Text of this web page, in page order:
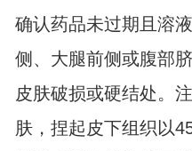
确认药品未过期且溶
侧、大腿前侧或腹部
皮肤破损或硬结处。
肤，捏起皮下组织以